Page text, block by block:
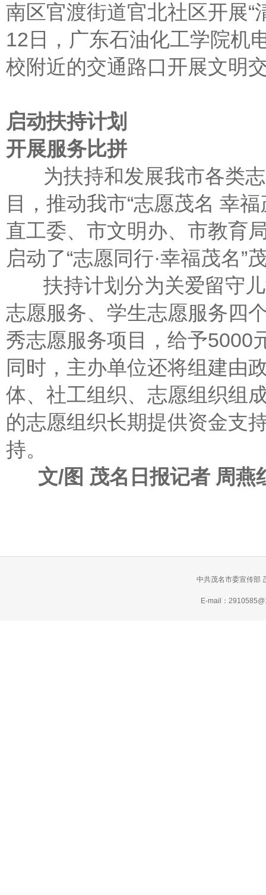
南区官渡街道官北社区开展“
12日，广东石油化工学院机
校附近的交通路口开展文明
启动扶持计划
开展服务比拼
为扶持和发展我市各类志
目，推动我市“志愿茂名 幸
直工委、市文明办、市教育
启动了“志愿同行·幸福茂名
扶持计划分为关爱留守儿
志愿服务、学生志愿服务四
秀志愿服务项目，给予5000
同时，主办单位还将组建由
体、社工组织、志愿组织组
的志愿组织长期提供资金支
持。
文/图 茂名日报记者 周燕
中共茂名市委宣传部
E-mail：